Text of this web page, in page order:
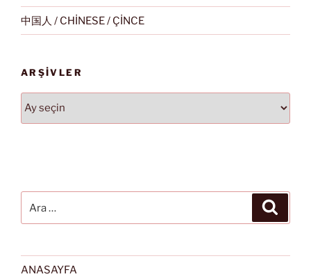
中国人 / CHİNESE / ÇİNCE
ARŞIVLER
ANASAYFA